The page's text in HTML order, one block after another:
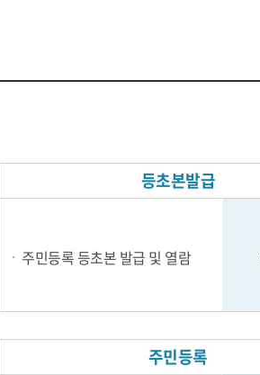
등초본발급
주민등록 등초본 발급 및 열람
주민등록